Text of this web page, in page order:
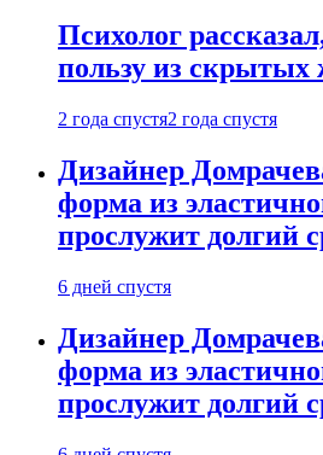
Психолог
пользу из скрытых
2 года спустя2 года спустя
Дизайнер
форма из
прослужит долгий
6 дней спустя
Дизайнер
форма из
прослужит долгий